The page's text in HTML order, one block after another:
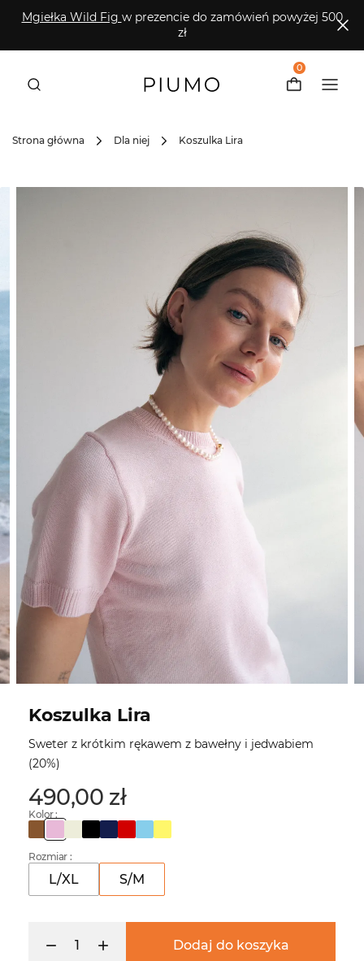
Mgiełka Wild Fig w prezencie do zamówień powyżej 500
zł
0
Strona główna Dla niej Koszulka Lira
Koszulka Lira
Sweter z krótkim rękawem z bawełny i jedwabiem
(20%)
490,00 zł
Kolor :
Rozmiar :
L/XL S/M
Dodaj do koszyka